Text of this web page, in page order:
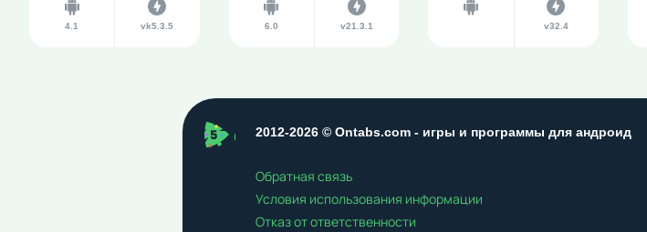
4.1 vk5.3.5 6.0 v21.3.1 v32.4
ontabs 2012-2026 © Ontabs.com - игры и программы для андроид
Обратная связь
Условия использования информации
Отказ от ответственности